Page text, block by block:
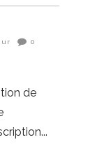
0
de